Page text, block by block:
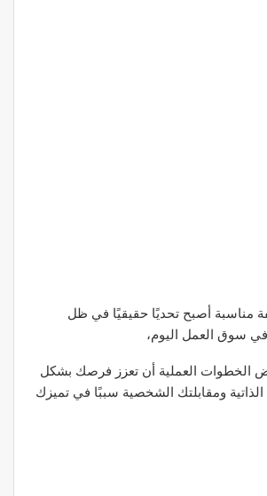
مناسبة أصبح تحديًا حقيقيًا في ظل
في سوق العمل اليوم،
الخطوات العملية أن تعزز فرصك بشكل
ومقابلتك الشخصية سببًا في تميزك